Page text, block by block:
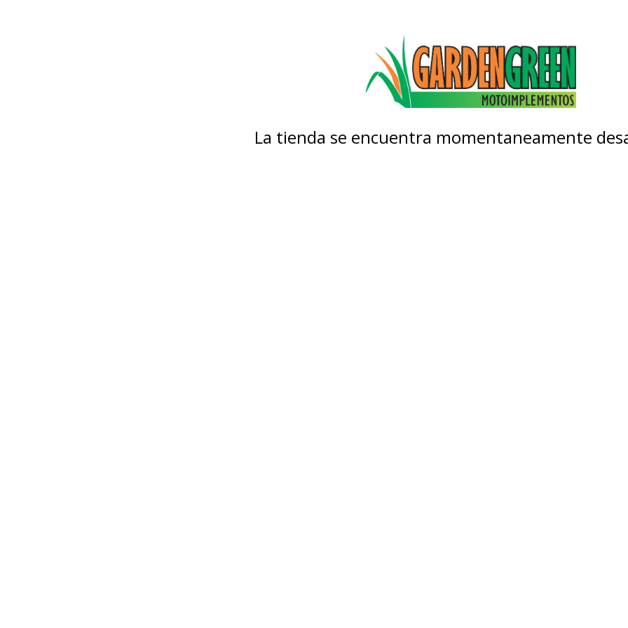
La tienda se encuentra momentaneamente